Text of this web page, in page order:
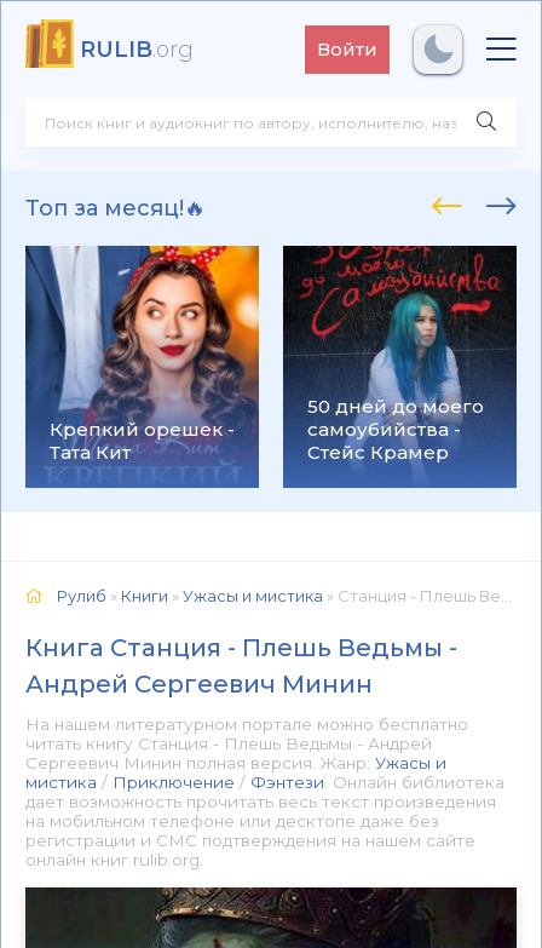
RULIB.org Войти
Топ за месяц!🔥
Крепкий орешек -
Тата Кит
50 дней до моего
самоубийства -
Стейс Крамер
Рулиб » Книги »Ужасы и мистика » Станция - Плешь Ведьмы - Андрей Сергеевич Минин 📕 - Книга онлайн бесплатно
Книга Станция - Плешь Ведьмы -
Андрей Сергеевич Минин
На нашем литературном портале можно бесплатно
читать книгу Станция - Плешь Ведьмы - Андрей
Сергеевич Минин полная версия. Жанр: Ужасы и
мистика / Приключение / Фэнтези . Онлайн библиотека
дает возможность прочитать весь текст произведения
на мобильном телефоне или десктопе даже без
регистрации и СМС подтверждения на нашем сайте
онлайн книг rulib.org.